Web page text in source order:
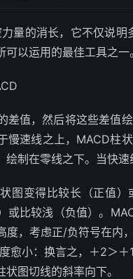
量的消长，它不仅说
以运用的最佳工具之一。
差值，然后将这些差值
慢速线之上，MACD柱
制在零线之下。当快速
图变得比较长（正值
或比较浅（负值）。
度，考虑正/负符号在内
愈小：换言之，＋2＞
图切线的斜率向下。